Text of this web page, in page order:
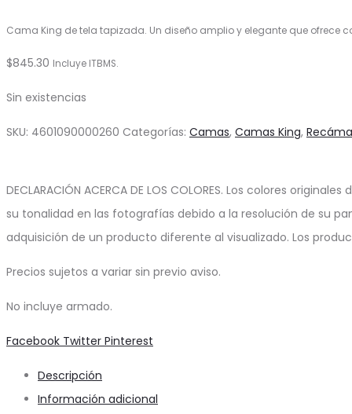
Cama King de tela tapizada. Un diseño amplio y elegante que ofrece
$845.30 Incluye ITBMS.
Sin existencias
SKU: 4601090000260 Categorías: Camas, Camas King,
DECLARACIÓN ACERCA DE LOS COLORES. Los colores
su tonalidad en las fotografías debido a la resolución de su
adquisición de un producto diferente al visualizado. Los
Precios sujetos a variar sin previo aviso.
No incluye armado.
Share
Facebook Twitter Pinterest
Descripción
Información adicional